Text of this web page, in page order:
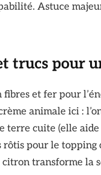
Astuce
trucs pour
fibres et fer pour
animale ici :
terre cuite (elle
rôtis pour le
citron transforme la